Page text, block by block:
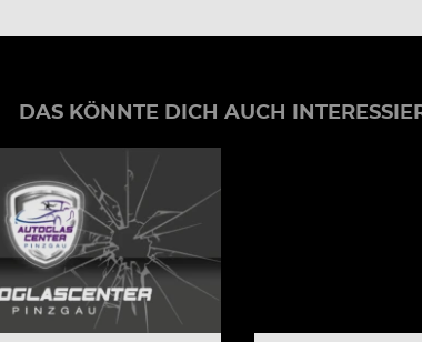
DAS KÖNNTE DICH AUCH